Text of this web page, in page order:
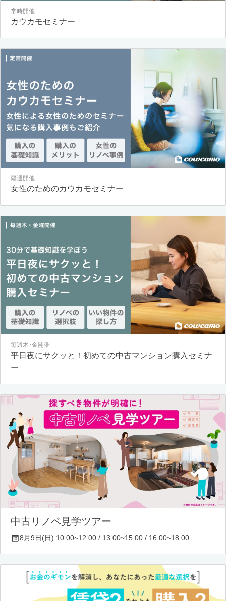
常時開催
カウカモセミナー
隔週開催
女性のためのカウカモセミナー
毎週木･金開催
平日夜にサクッと！初めての中古マンション購入セミナ
ー
中古リノベ見学ツアー
8月9日(日) 10:00~12:00 / 13:00~15:00 / 16:00~18:00